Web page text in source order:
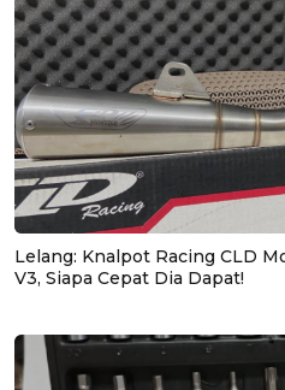
Lelang: Knalpot Racing CLD
V3, Siapa Cepat Dia Dapat!